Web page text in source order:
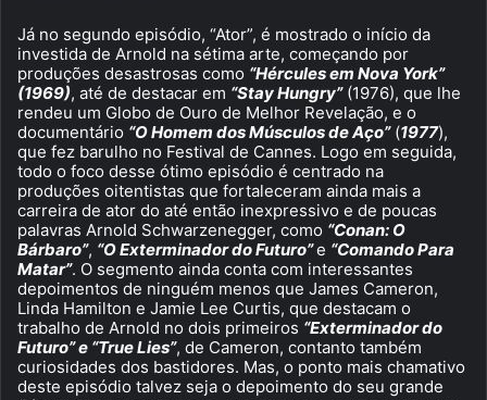
Já no segundo episódio, “Ator”, é mostrado o início da
investida de Arnold na sétima arte, começando por
produções desastrosas como “Hércules em Nova York”
(1969), até de destacar em “Stay Hungry”(1976), que lhe
rendeu um Globo de Ouro de Melhor Revelação, e o
documentário “O Homem dos Músculos de Aço”(1977),
que fez barulho no Festival de Cannes. Logo em seguida,
todo o foco desse ótimo episódio é centrado na
produções oitentistas que fortaleceram ainda mais a
carreira de ator do até então inexpressivo e de poucas
palavras Arnold Schwarzenegger, como “Conan: O
Bárbaro”, “O Exterminador do Futuro”e “Comando Para
Matar”. O segmento ainda conta com interessantes
depoimentos de ninguém menos que James Cameron,
Linda Hamilton e Jamie Lee Curtis, que destacam o
trabalho de Arnold no dois primeiros “Exterminador do
Futuro” e “True Lies”, de Cameron, contanto também
curiosidades dos bastidores. Mas, o ponto mais chamativo
deste episódio talvez seja o depoimento do seu grande